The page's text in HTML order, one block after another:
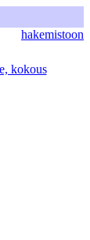
hakemistoon
kokous